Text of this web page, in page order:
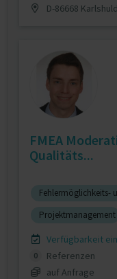
D-86668 Karlshuld
FMEA
Qualitäts...
Fehlermöglichkeits-
Projektmanagement
Verfügbarkeit
0
Referenzen
auf Anfrage